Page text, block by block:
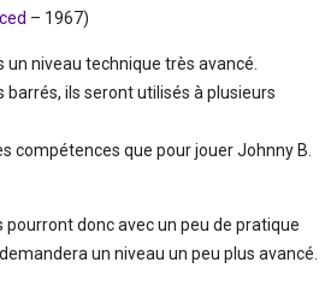
– 1967)
niveau technique très avancé.
barrés, ils seront utilisés à plusieurs
compétences que pour jouer Johnny B.
donc avec un peu de pratique
un niveau un peu plus avancé.